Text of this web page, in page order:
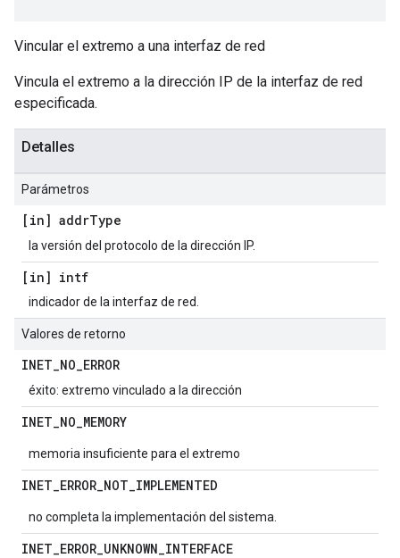
Vincular el extremo a una interfaz de red
Vincula el extremo a la dirección IP de la interfaz de red
especificada.
Detalles
Parámetros
[in] addrType
la versión del protocolo de la dirección IP.
[in] intf
indicador de la interfaz de red.
Valores de retorno
INET_NO_ERROR
éxito: extremo vinculado a la dirección
INET_NO_MEMORY
memoria insuficiente para el extremo
INET_ERROR_NOT_IMPLEMENTED
no completa la implementación del sistema.
INET_ERROR_UNKNOWN_INTERFACE